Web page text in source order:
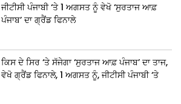
ਜੀਟੀਸੀ ਪੰਜਾਬੀ ‘ਤੇ 1 ਅਗਸਤ ਨੂੰ ਵੇਖੋ ‘ਸੁਰਤਾਜ ਆਫ਼
ਪੰਜਾਬ’ ਦਾ ਗ੍ਰੈਂਡ ਫਿਨਾਲੇ
ਕਿਸ ਦੇ ਸਿਰ ‘ਤੇ ਸੱਜੇਗਾ ‘ਸੁਰਤਾਜ ਆਫ਼ ਪੰਜਾਬ’ ਦਾ ਤਾਜ,
ਵੇਖੋ ਗ੍ਰੈਂਡ ਫਿਨਾਲੇ, 1 ਅਗਸਤ ਨੂੰ, ਜੀਟੀਸੀ ਪੰਜਾਬੀ ‘ਤੇ